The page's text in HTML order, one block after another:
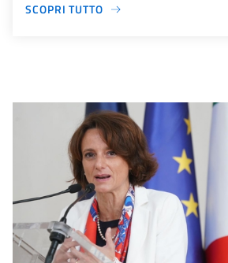
SCOPRI TUTTO